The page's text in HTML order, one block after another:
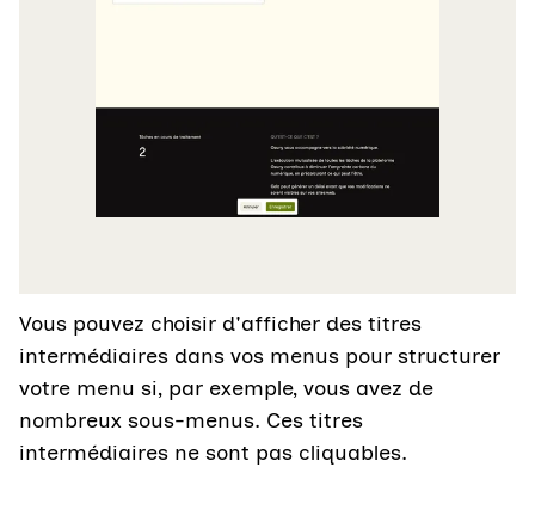
Vous pouvez choisir d'afficher des titres
intermédiaires dans vos menus pour structurer
votre menu si, par exemple, vous avez de
nombreux sous-menus. Ces titres
intermédiaires ne sont pas cliquables.